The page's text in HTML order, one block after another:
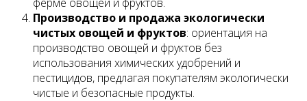
Производство и продажа экологически
чистых овощей и фруктов: ориентация на
производство овощей и фруктов без
использования химических удобрений и
пестицидов, предлагая покупателям экологически
чистые и безопасные продукты.